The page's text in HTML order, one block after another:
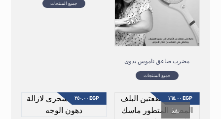
مضرب صاعق ناموس يدوى
جميع المنتجات
جميع المنتجات
EGP
نفذ
EGP